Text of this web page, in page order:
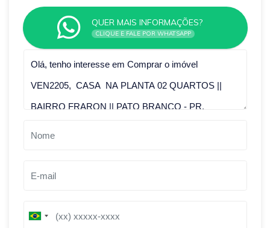
QUER MAIS INFORMAÇÕES?
CLIQUE E FALE POR WHATSAPP
B